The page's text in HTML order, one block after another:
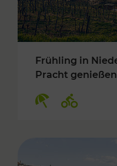
Frühling in
Pracht genießen